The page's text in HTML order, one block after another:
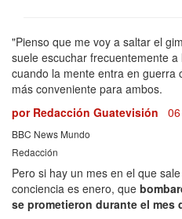
"Pienso que me voy a saltar el
suele escuchar frecuentemente
cuando la mente entra en guerra
más conveniente para ambos.
por Redacción Guatevisión
BBC News Mundo
Redacción
Pero si hay un mes en el que
conciencia es enero, que
se prometieron durante el mes